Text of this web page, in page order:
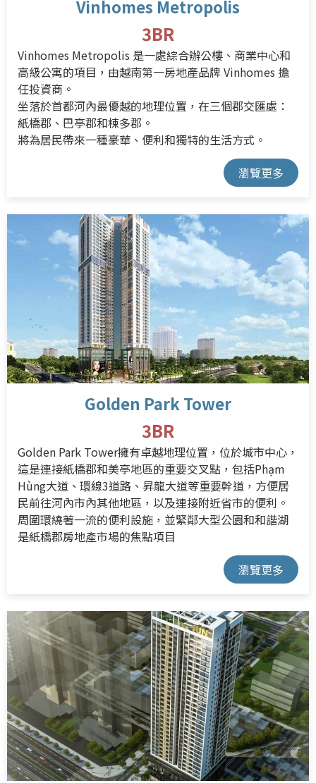
Vinhomes Metropolis
3BR
Vinhomes Metropolis 是一處綜合辦公樓、商業中心和
高級公寓的項目， 由越南第一房地產品牌 Vinhomes 擔
任投資商。
坐落於首都河內最優越的地理位置，在三個郡交匯處：
紙橋郡、巴亭郡和棟多郡。
將為居民帶來一種豪華、便利和獨特的生活方式。
瀏覽更多
Golden Park Tower
3BR
Golden Park Tower擁有卓越地理位置，位於城市中心，
這是連接紙橋郡和美亭地區的重要交叉點，包括Phạm
Hùng大道、環線3道路、昇龍大道等重要幹道，方便居
民前往河內市內其他地區，以及連接附近省市的便利。
周圍環繞著一流的便利設施，並緊鄰大型公園和和諧湖
是紙橋郡房地產市場的焦點項目
瀏覽更多